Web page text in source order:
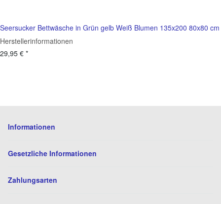
Seersucker Bettwäsche in Grün gelb Weiß Blumen 135x200 80x80 cm
Herstellerinformationen
29,95 € *
Informationen
Gesetzliche Informationen
Zahlungsarten